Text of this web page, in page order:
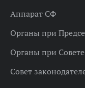
Аппарат СФ
Органы при
Органы при
Совет